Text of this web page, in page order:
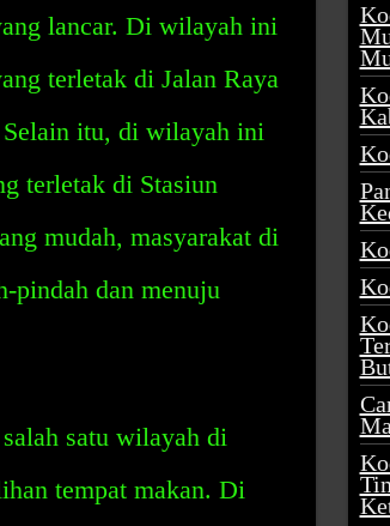
lancar. Di wilayah ini
terletak di Jalan Raya
Selain itu, di wilayah ini
terletak di Stasiun
mudah, masyarakat di
pindah dan menuju
satu wilayah di
tempat makan. Di